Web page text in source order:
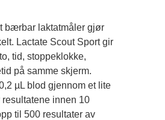
bærbar laktatmåler gjør
Lactate Scout Sport gir
tid, stoppeklokke,
på samme skjerm.
µL blod gjennom et lite
innen 10
til 500 resultater av